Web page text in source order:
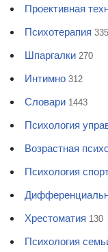
Проективная
Психотерапия 335
Шпаргалки 270
Интимно 312
Словари 1443
Психология
Возрастная
Психология
Хрестоматия 130
Психология